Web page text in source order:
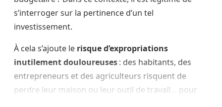
s’interroger sur la pertinence d’un tel
investissement.
À cela s’ajoute le risque d’expropriations
inutilement douloureuses: des habitants, des
entrepreneurs et des agriculteurs risquent de
perdre leur maison ou leur outil de travail… pour